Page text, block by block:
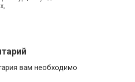
вам необходимо